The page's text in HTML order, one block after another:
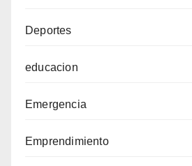
Deportes
educacion
Emergencia
Emprendimiento